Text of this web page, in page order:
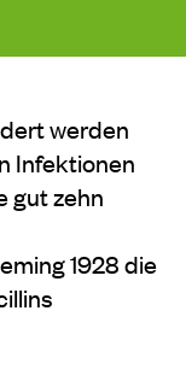
werden
Infektionen
gut zehn
1928 die